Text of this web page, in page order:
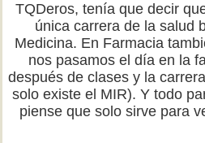
TQDeros, tenía que decir
única carrera de la salud
Medicina. En Farmacia
nos pasamos el día en la
después de clases y la
solo existe el MIR). Y todo
piense que solo sirve para